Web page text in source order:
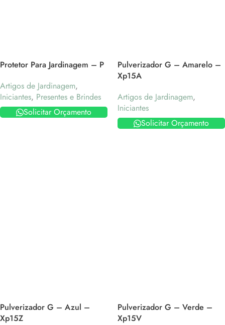
Protetor Para Jardinagem – P
Artigos de Jardinagem,
Iniciantes, Presentes e Brindes
Solicitar Orçamento
Pulverizador G – Amarelo –
Xp15A
Artigos de Jardinagem,
Iniciantes
Solicitar Orçamento
Pulverizador G – Azul –
Xp15Z
Pulverizador G – Verde –
Xp15V